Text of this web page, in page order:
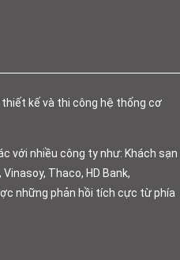
kế và thi công hệ thống cơ
với nhiều công ty như: Khách sạn
Thaco, HD Bank,
những phản hồi tích cực từ phía